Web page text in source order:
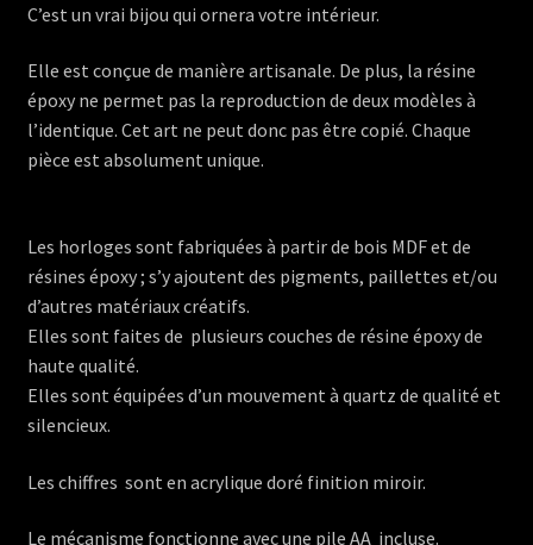
C’est un vrai bijou qui ornera votre intérieur.
Elle est conçue de manière artisanale. De plus, la résine
époxy ne permet pas la reproduction de deux modèles à
l’identique. Cet art ne peut donc pas être copié. Chaque
pièce est absolument unique.
Les horloges sont fabriquées à partir de bois MDF et de
résines époxy ; s’y ajoutent des pigments, paillettes et/ou
d’autres matériaux créatifs.
Elles sont faites de plusieurs couches de résine époxy de
haute qualité.
Elles sont équipées d’un mouvement à quartz de qualité et
silencieux.
Les chiffres sont en acrylique doré finition miroir.
Le mécanisme fonctionne avec une pile AA incluse.